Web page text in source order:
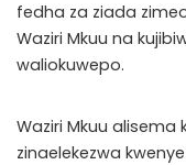
fedha za ziada
Waziri Mkuu na
waliokuwepo.
Waziri Mkuu
zinaelekezwa